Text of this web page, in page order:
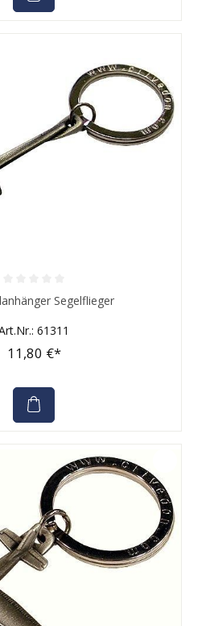
von 0 von 5 Sternen
Segelflieger
61311
11,80 €*